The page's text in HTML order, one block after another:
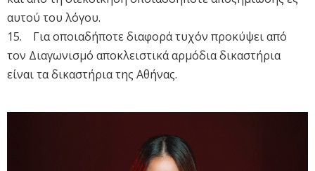
αυτού του λόγου.
15. Για οποιαδήποτε διαφορά τυχόν προκύψει από
τον Διαγωνισμό αποκλειστικά αρμόδια δικαστήρια
είναι τα δικαστήρια της Αθήνας.